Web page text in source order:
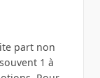
part non
1 à